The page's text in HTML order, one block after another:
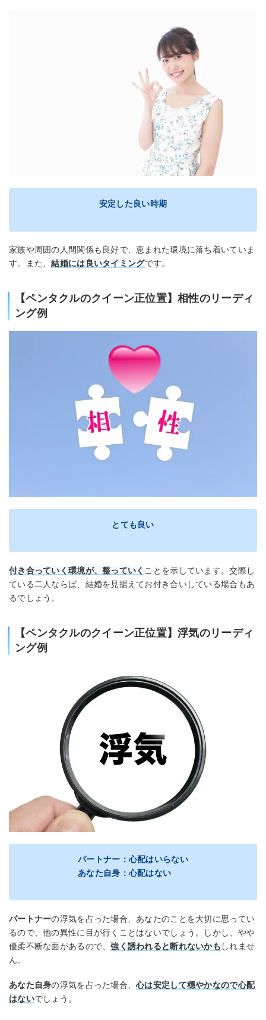
安定した良い時期
家族や周囲の人間関係も良好で、恵まれた環境に落ち着いていま
す。また、結婚には良いタイミングです。
【ペンタクルのクイーン正位置】相性のリーディ
ング例
とても良い
付き合っていく環境が、整っていく ことを示しています。交際し
ている二人ならば、結婚を見据えてお付き合いしている場合もあ
るでしょう。
【ペンタクルのクイーン正位置】浮気のリーディ
ング例
パートナー：心配はいらない
あなた自身：心配はない
パートナーの浮気を占った場合、あなたのことを大切に思ってい
るので、他の異性に目が行くことはないでしょう。しかし、やや
優柔不断な面があるので、強く誘われると断れないかも しれませ
ん。
あなた自身の浮気を占った場合、心は安定して穏やかなので心配
はないでしょう。